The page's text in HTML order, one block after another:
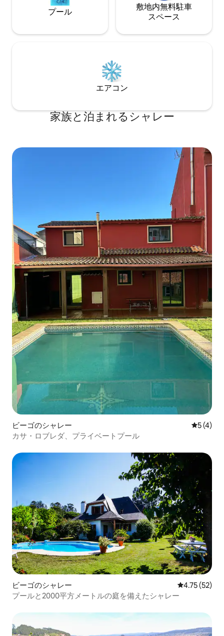
プール
敷地内無料駐⁠車
ス⁠ペ⁠ー⁠ス
エアコン
家族と泊まれるシャレー
ビーゴのシャレー レビュー
5 (4)
カサ・ロブレダ、プライベートプール
ビーゴのシャレー レビュー52
4.75 (52)
プールと2000平方メートルの庭を備えたシャレー